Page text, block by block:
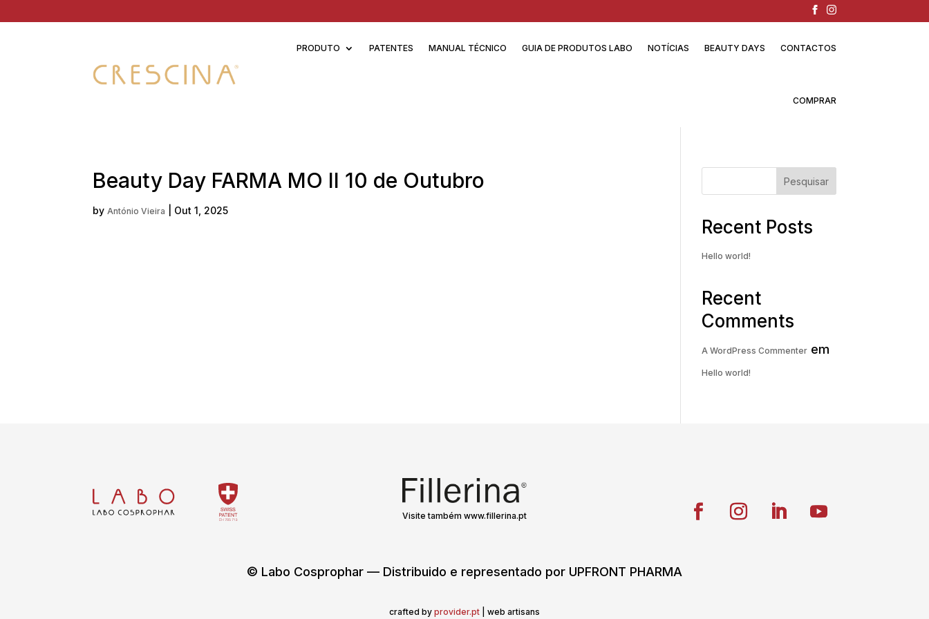
PRODUTO PATENTES MANUAL TÉCNICO GUIA DE PRODUTOS LABO NOTÍCIAS BEAUTY DAYS CONTACTOS
COMPRAR
Beauty Day FARMA MO II 10 de Outubro
by António Vieira Out 1, 2025
Pesquisar
Recent Posts
Hello world!
Recent
Comments
A WordPress Commenter em
Hello world!
Visite também www.fillerina.pt
© Labo Cosprophar — Distribuido e representado por UPFRONT PHARMA
crafted by provider.pt | web artisans